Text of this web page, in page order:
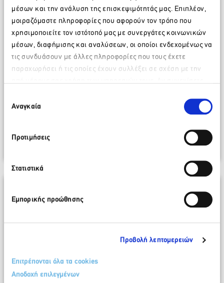
μέσων και την ανάλυση της επισκεψιμότητάς μας. Επιπλέον,
μοιραζόμαστε πληροφορίες που αφορούν τον τρόπο που
χρησιμοποιείτε τον ιστότοπό μας με συνεργάτες κοινωνικών
μέσων, διαφήμισης και αναλύσεων, οι οποίοι ενδεχομένως να
τις συνδυάσουν με άλλες πληροφορίες που τους έχετε
παραχωρήσει ή τις οποίες έχουν συλλέξει σε σχέση με την
των Cookies μας.
συγκατάθεσης
Αναγκαία
Προτιμήσεις
Στατιστικά
Εμπορικής προώθησης
Προβολή λεπτομερειών
Επιτρέπονται όλα τα cookies
Αποδοχή επιλεγμένων
ΟΣΕΤΕ
Περισσότερα